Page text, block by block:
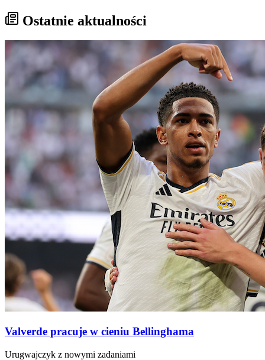
Ostatnie aktualności
Valverde pracuje w cieniu Bellinghama
Urugwajczyk z nowymi zadaniami